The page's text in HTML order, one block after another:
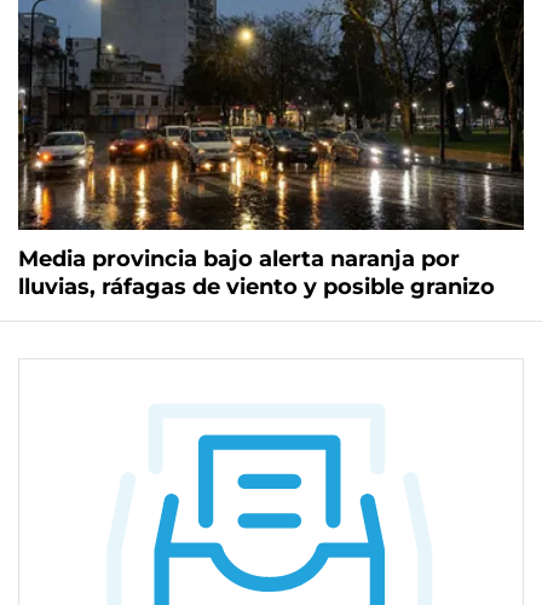
Media provincia bajo alerta naranja por
lluvias, ráfagas de viento y posible granizo